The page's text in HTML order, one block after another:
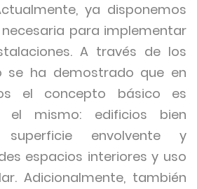
ya disponemos
para implementar
A través de los
se ha demostrado que en
el concepto básico es
el mismo: edificios bien
envolvente y
espacios interiores y uso
Adicionalmente, también